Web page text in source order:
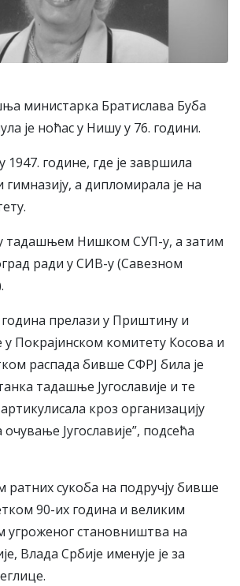
министарка Братислава Буба
је ноћас у Нишу у 76. години.
1947. године, где је завршила
а дипломирала је на
тадашњем Нишком СУП-у, а затим
ради у СИВ-у (Савезном
прелази у Приштину и
Покрајинском комитету Косова и
распада бивше СФРЈ била је
тадашње Југославије и те
артикулисала кроз организацију
Југославије”, подсећа
ратних сукоба на подручју бивше
90-их година и великим
угроженог становништва на
Влада Србије именује је за